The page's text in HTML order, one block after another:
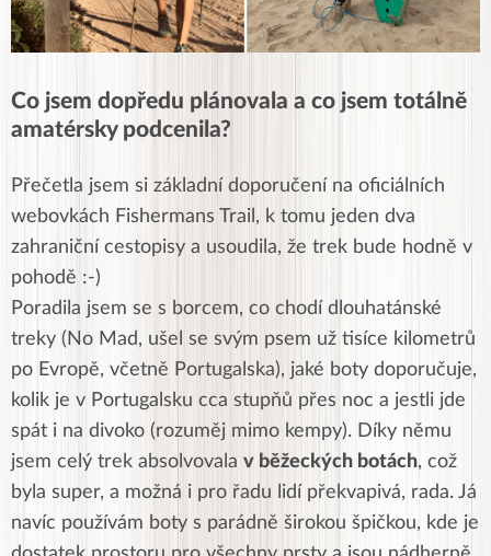
Co jsem dopředu plánovala a co jsem totálně
amatérsky podcenila?
Přečetla jsem si základní doporučení na oficiálních
webovkách Fishermans Trail, k tomu jeden dva
zahraniční cestopisy a usoudila, že trek bude hodně v
pohodě :-)
Poradila jsem se s borcem, co chodí dlouhatánské
treky (No Mad, ušel se svým psem už tisíce kilometrů
po Evropě, včetně Portugalska), jaké boty doporučuje,
kolik je v Portugalsku cca stupňů přes noc a jestli jde
spát i na divoko (rozuměj mimo kempy). Díky němu
jsem celý trek absolvovala v běžeckých botách, což
byla super, a možná i pro řadu lidí překvapivá, rada. Já
navíc používám boty s parádně širokou špičkou, kde je